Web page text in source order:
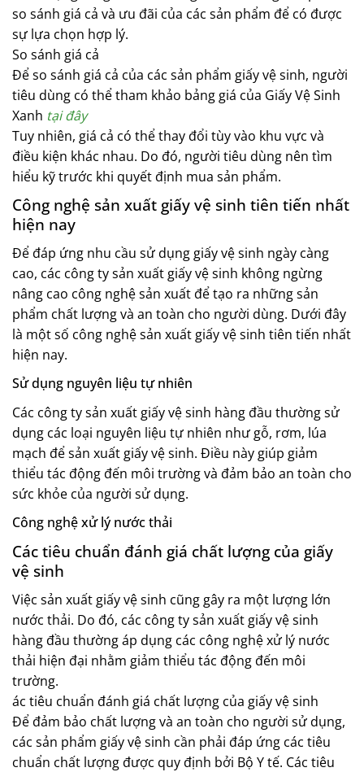
so sánh giá cả và ưu đãi của các sản phẩm để có được
sự lựa chọn hợp lý.
So sánh giá cả
Để so sánh giá cả của các sản phẩm giấy vệ sinh, người
tiêu dùng có thể tham khảo bảng giá của Giấy Vệ Sinh
Xanh tại đây
Tuy nhiên, giá cả có thể thay đổi tùy vào khu vực và
điều kiện khác nhau. Do đó, người tiêu dùng nên tìm
hiểu kỹ trước khi quyết định mua sản phẩm.
Công nghệ sản xuất giấy vệ sinh tiên tiến nhất
hiện nay
Để đáp ứng nhu cầu sử dụng giấy vệ sinh ngày càng
cao, các công ty sản xuất giấy vệ sinh không ngừng
nâng cao công nghệ sản xuất để tạo ra những sản
phẩm chất lượng và an toàn cho người dùng. Dưới đây
là một số công nghệ sản xuất giấy vệ sinh tiên tiến nhất
hiện nay.
Sử dụng nguyên liệu tự nhiên
Các công ty sản xuất giấy vệ sinh hàng đầu thường sử
dụng các loại nguyên liệu tự nhiên như gỗ, rơm, lúa
mạch để sản xuất giấy vệ sinh. Điều này giúp giảm
thiểu tác động đến môi trường và đảm bảo an toàn cho
sức khỏe của người sử dụng.
Công nghệ xử lý nước thải
Các tiêu chuẩn đánh giá chất lượng của giấy
vệ sinh
Việc sản xuất giấy vệ sinh cũng gây ra một lượng lớn
nước thải. Do đó, các công ty sản xuất giấy vệ sinh
hàng đầu thường áp dụng các công nghệ xử lý nước
thải hiện đại nhằm giảm thiểu tác động đến môi
trường.
ác tiêu chuẩn đánh giá chất lượng của giấy vệ sinh
Để đảm bảo chất lượng và an toàn cho người sử dụng,
các sản phẩm giấy vệ sinh cần phải đáp ứng các tiêu
chuẩn chất lượng được quy định bởi Bộ Y tế. Các tiêu